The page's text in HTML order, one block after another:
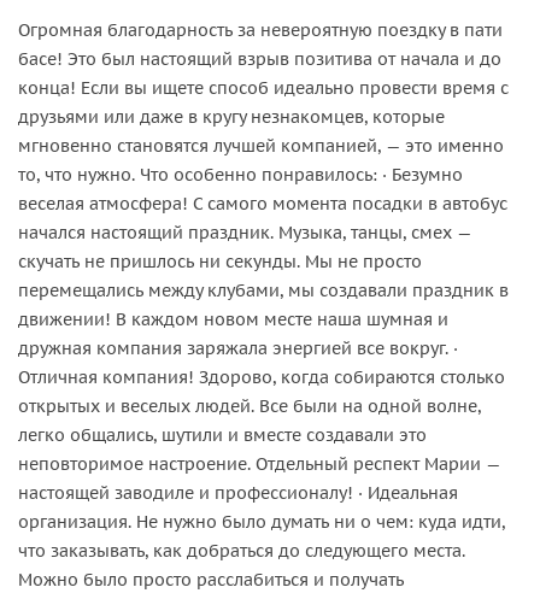
Огромная благодарность за невероятную поездку в пати
басе! Это был настоящий взрыв позитива от начала и до
конца! Если вы ищете способ идеально провести время с
друзьями или даже в кругу незнакомцев, которые
мгновенно становятся лучшей компанией, — это именно
то, что нужно. Что особенно понравилось: · Безумно
веселая атмосфера! С самого момента посадки в автобус
начался настоящий праздник. Музыка, танцы, смех —
скучать не пришлось ни секунды. Мы не просто
перемещались между клубами, мы создавали праздник в
движении! В каждом новом месте наша шумная и
дружная компания заряжала энергией все вокруг. ·
Отличная компания! Здорово, когда собираются столько
открытых и веселых людей. Все были на одной волне,
легко общались, шутили и вместе создавали это
неповторимое настроение. Отдельный респект Марии —
настоящей заводиле и профессионалу! · Идеальная
организация. Не нужно было думать ни о чем: куда идти,
что заказывать, как добраться до следующего места.
Можно было просто расслабиться и получать